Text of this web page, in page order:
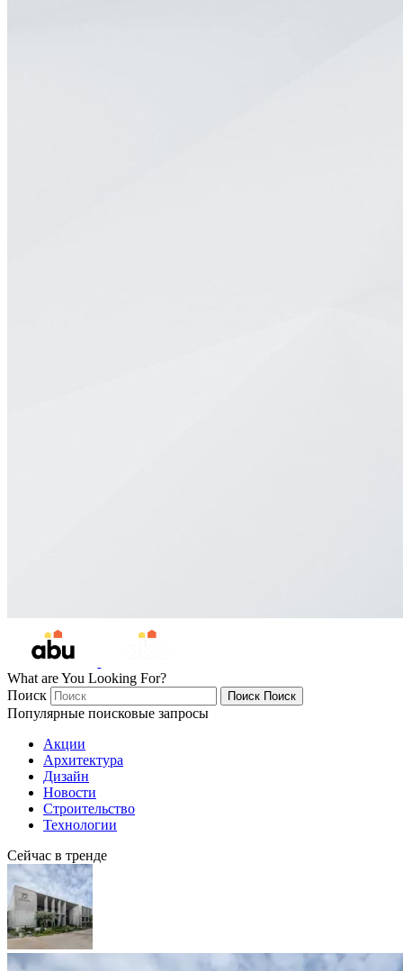
What are You Looking For?
Поиск
Поиск Поиск
Популярные поисковые запросы
Акции
Архитектура
Дизайн
Новости
Строительство
Технологии
Сейчас в тренде